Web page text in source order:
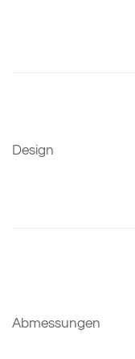
Design
Abmessungen